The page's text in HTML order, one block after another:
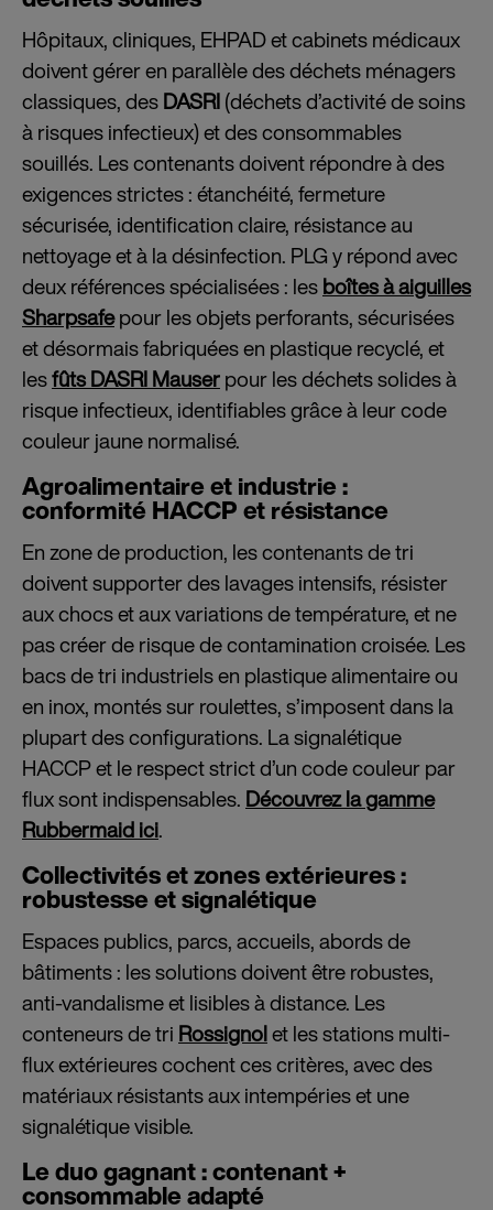
Hôpitaux, cliniques, EHPAD et cabinets médicaux
doivent gérer en parallèle des déchets ménagers
classiques, desDASRI(déchets d’activité de soins
à risques infectieux) et des consommables
souillés. Les contenants doivent répondre à des
exigences strictes : étanchéité, fermeture
sécurisée, identification claire, résistance au
nettoyage et à la désinfection. PLG y répond avec
deux références spécialisées : lesboîtes à aiguilles
Sharpsafepour les objets perforants, sécurisées
et désormais fabriquées en plastique recyclé, et
lesfûts DASRI Mauserpour les déchets solides à
risque infectieux, identifiables grâce à leur code
couleur jaune normalisé.
Agroalimentaire et industrie :
conformité HACCP et résistance
En zone de production, les contenants de tri
doivent supporter des lavages intensifs, résister
aux chocs et aux variations de température, et ne
pas créer de risque de contamination croisée. Les
bacs de tri industriels en plastique alimentaire ou
en inox, montés sur roulettes, s’imposent dans la
plupart des configurations. La signalétique
HACCP et le respect strict d’un code couleur par
flux sont indispensables. Découvrez la gamme
Rubbermaid ici.
Collectivités et zones extérieures :
robustesse et signalétique
Espaces publics, parcs, accueils, abords de
bâtiments : les solutions doivent être robustes,
anti-vandalisme et lisibles à distance. Les
conteneurs de tri Rossignolet les stations multi-
flux extérieures cochent ces critères, avec des
matériaux résistants aux intempéries et une
signalétique visible.
Le duo gagnant : contenant +
consommable adapté